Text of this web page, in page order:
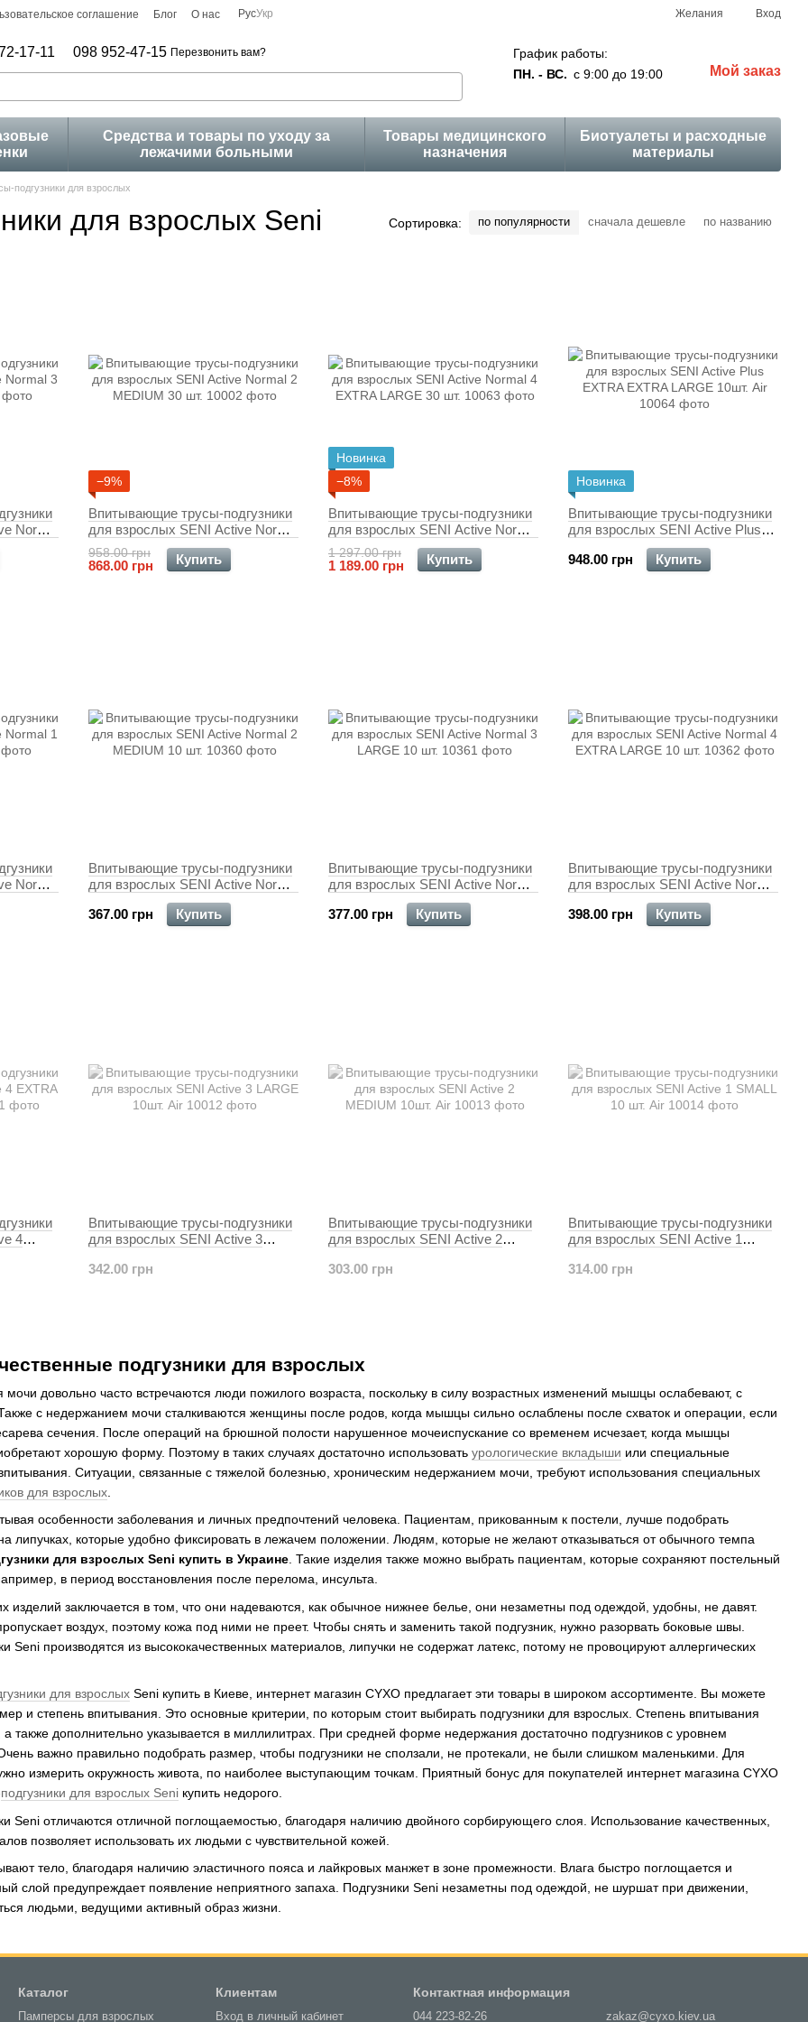
соглашение Блог О нас РусУкр Желания Вход
17-11 098 952-47-15 Перезвонить вам?
График работы:
ПН. - ВС. с 9:00 до 19:00 Мой заказ
Средства и товары по уходу за
лежачими больными
Товары медицинского
назначения
Биотуалеты и расходные
материалы
подгузники для взрослых
для взрослых Seni Сортировка: по популярности сначала дешевле по названию
подгузники для взрослых
довольно часто встречаются люди пожилого возраста, поскольку в силу возрастных изменений мышцы ослабевают, с
с недержанием мочи сталкиваются женщины после родов, когда мышцы сильно ослаблены после схваток и операции, если
сечения. После операций на брюшной полости нарушенное мочеиспускание со временем исчезает, когда мышцы
хорошую форму. Поэтому в таких случаях достаточно использовать урологические вкладыши или специальные
Ситуации, связанные с тяжелой болезнью, хроническим недержанием мочи, требуют использования специальных
для взрослых
особенности заболевания и личных предпочтений человека. Пациентам, прикованным к постели, лучше подобрать
липучках, которые удобно фиксировать в лежачем положении. Людям, которые не желают отказываться от обычного темпа
для взрослых Seni купить в Украине. Такие изделия также можно выбрать пациентам, которые сохраняют постельный
в период восстановления после перелома, инсульта.
изделий заключается в том, что они надеваются, как обычное нижнее белье, они незаметны под одеждой, удобны, не давят.
воздух, поэтому кожа под ними не преет. Чтобы снять и заменить такой подгузник, нужно разорвать боковые швы.
Seni производятся из высококачественных материалов, липучки не содержат латекс, потому не провоцируют аллергических
для взрослых Seni купить в Киеве, интернет магазин CYXO предлагает эти товары в широком ассортименте. Вы можете
и степень впитывания. Это основные критерии, по которым стоит выбирать подгузники для взрослых. Степень впитывания
а также дополнительно указывается в миллилитрах. При средней форме недержания достаточно подгузников с уровнем
важно правильно подобрать размер, чтобы подгузники не сползали, не протекали, не были слишком маленькими. Для
измерить окружность живота, по наиболее выступающим точкам. Приятный бонус для покупателей интернет магазина CYXO
подгузники для взрослых Seni купить недорого.
Seni отличаются отличной поглощаемостью, благодаря наличию двойного сорбирующего слоя. Использование качественных,
позволяет использовать их людьми с чувствительной кожей.
тело, благодаря наличию эластичного пояса и лайкровых манжет в зоне промежности. Влага быстро поглощается и
слой предупреждает появление неприятного запаха. Подгузники Seni незаметны под одеждой, не шуршат при движении,
людьми, ведущими активный образ жизни.
Normal
−9%
Впитывающие трусы-подгузники
для взрослых SENI Active Normal
2 MEDIUM 30 шт.
958.00 грн
868.00 грн Купить
Новинка
−8%
Впитывающие трусы-подгузники
для взрослых SENI Active Normal
4 EXTRA LARGE 30 шт.
1 297.00 грн
1 189.00 грн Купить
Новинка
Впитывающие трусы-подгузники
для взрослых SENI Active Plus
EXTRA EXTRA LARGE 10шт. Air
948.00 грн
Купить
Normal
Впитывающие трусы-подгузники
для взрослых SENI Active Normal
2 MEDIUM 10 шт.
367.00 грн
Купить
Впитывающие трусы-подгузники
для взрослых SENI Active Normal
3 LARGE 10 шт.
377.00 грн
Купить
Впитывающие трусы-подгузники
для взрослых SENI Active Normal
4 EXTRA LARGE 10 шт.
398.00 грн
Купить
4
Впитывающие трусы-подгузники
для взрослых SENI Active 3
342.00 грн
Впитывающие трусы-подгузники
для взрослых SENI Active 2
303.00 грн
Впитывающие трусы-подгузники
для взрослых SENI Active 1
314.00 грн
Каталог
Памперсы для взрослых
Клиентам
Вход в личный кабинет
Контактная информация
044 223-82-26 zakaz@cyxo.kiev.ua